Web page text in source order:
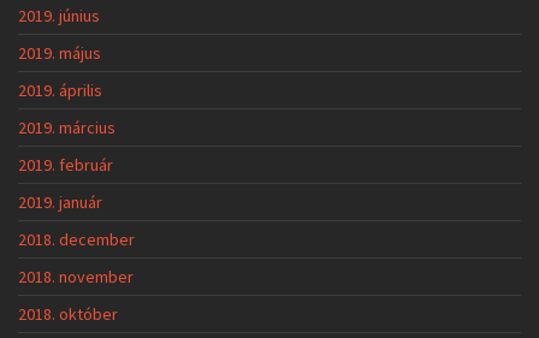
2019. június
2019. május
2019. április
2019. március
2019. február
2019. január
2018. december
2018. november
2018. október